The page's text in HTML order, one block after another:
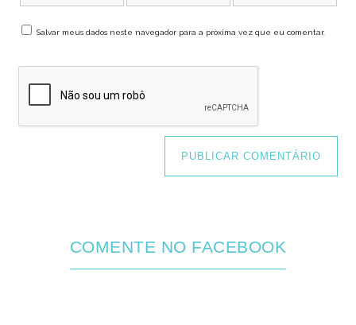
Salvar meus dados neste navegador para a próxima vez que eu comentar.
COMENTE NO FACEBOOK